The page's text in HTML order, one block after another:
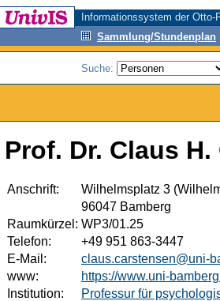
Informationssystem der
Sammlung/Stundenplan
Suche:
Prof. Dr. Claus
Anschrift:
Wilhelmsplatz 3
96047 Bamberg
Raumkürzel: WP3/01.25
Telefon:
+49 951 863-3447
E-Mail:
claus.carstensen@uni-
www:
https://www.uni-
Institution:
Professur für